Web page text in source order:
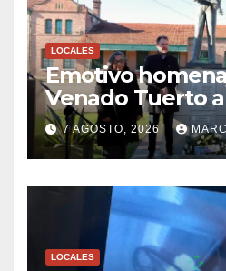
LOCALES
Emotivo
Venado Tuerto
Cayetano Silva a
su nacimiento
7 AGOSTO, 2026
LOCALES